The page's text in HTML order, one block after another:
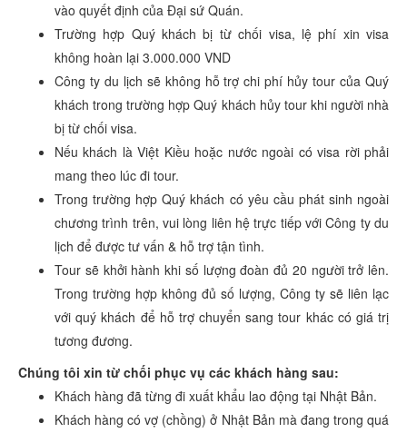
vào quyết định của Đại sứ Quán.
Trường hợp Quý khách bị từ chối visa, lệ phí xin visa
không hoàn lại 3.000.000 VND
Công ty du lịch sẽ không hỗ trợ chi phí hủy tour của Quý
khách trong trường hợp Quý khách hủy tour khi người nhà
bị từ chối visa.
Nếu khách là Việt Kiều hoặc nước ngoài có visa rời phải
mang theo lúc đi tour.
Trong trường hợp Quý khách có yêu cầu phát sinh ngoài
chương trình trên, vui lòng liên hệ trực tiếp với Công ty du
lịch để được tư vấn & hỗ trợ tận tình.
Tour sẽ khởi hành khi số lượng đoàn đủ 20 người trở lên.
Trong trường hợp không đủ số lượng, Công ty sẽ liên lạc
với quý khách để hỗ trợ chuyển sang tour khác có giá trị
tương đương.
Chúng tôi xin từ chối phục vụ các khách hàng sau:
Khách hàng đã từng đi xuất khẩu lao động tại Nhật Bản.
Khách hàng có vợ (chồng) ở Nhật Bản mà đang trong quá